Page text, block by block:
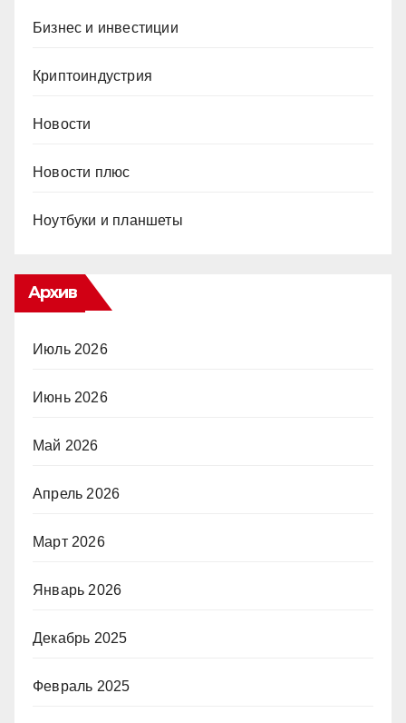
Бизнес и инвестиции
Криптоиндустрия
Новости
Новости плюс
Ноутбуки и планшеты
Архив
Июль 2026
Июнь 2026
Май 2026
Апрель 2026
Март 2026
Январь 2026
Декабрь 2025
Февраль 2025